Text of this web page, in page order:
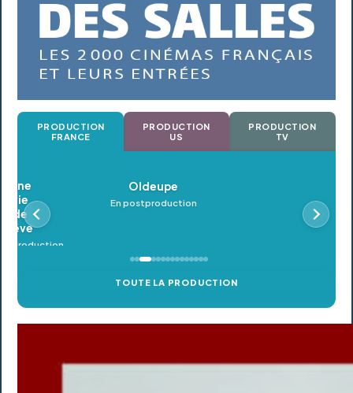
PRODUCTION
FRANCE
PRODUCTION
US
PRODUCTION
TV
Oldeupe
En postproduction
TOUTE LA PRODUCTION